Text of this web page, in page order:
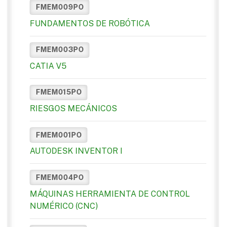
FMEM009PO
FUNDAMENTOS DE ROBÓTICA
FMEM003PO
CATIA V5
FMEM015PO
RIESGOS MECÁNICOS
FMEM001PO
AUTODESK INVENTOR I
FMEM004PO
MÁQUINAS HERRAMIENTA DE CONTROL
NUMÉRICO (CNC)